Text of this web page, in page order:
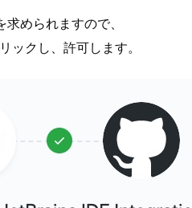
められますので、
ックし、許可します。